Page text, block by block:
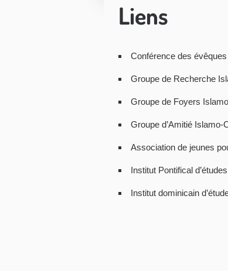
Liens
Conférence des
Groupe de Recherche
Groupe de Foyers
Groupe d’Amitié Islamo-
Association de jeunes
Institut Pontifical
Institut dominicain